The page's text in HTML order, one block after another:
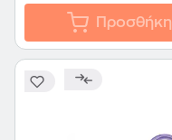
Προσθήκη